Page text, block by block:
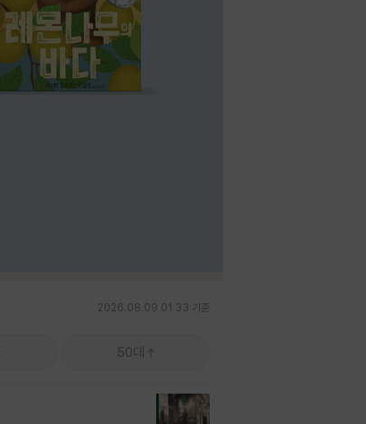
2026.08.09 01:33 기준
50대